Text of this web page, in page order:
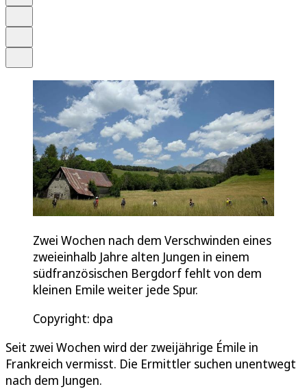
Zwei Wochen nach dem Verschwinden eines
zweieinhalb Jahre alten Jungen in einem
südfranzösischen Bergdorf fehlt von dem
kleinen Emile weiter jede Spur.
Copyright: dpa
Seit zwei Wochen wird der zweijährige Émile in
Frankreich vermisst. Die Ermittler suchen unentwegt
nach dem Jungen.